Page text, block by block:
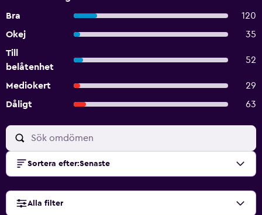
Bra
120
Okej
35
Till
belåtenhet
52
Mediokert
29
Dåligt
63
Sortera efter:Senaste
Alla filter